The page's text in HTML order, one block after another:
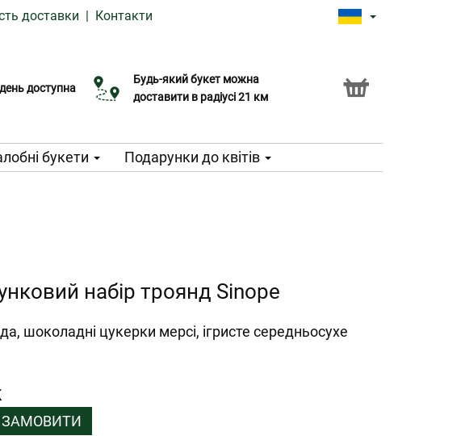
доставки | Контакти
доступна
Будь-який букет можна
доставити в радіусі 21 км
Послуга Click & Collect
букети Подарунки до квітів
набір троянд Sinope
шоколадні цукерки мерсі, ігристе середньосухе
ЗАМОВИТИ